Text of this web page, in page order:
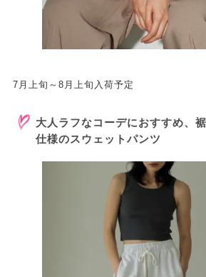
7月上旬～8月上旬入荷予定
大人ラフなコーデにおすすめ、
仕様のスウェットパンツ